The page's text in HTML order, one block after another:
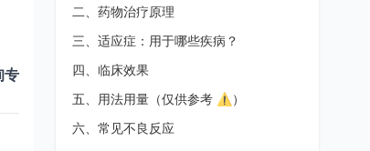
专
二、药物治疗原理
三、适应症：用于哪些疾病？
四、临床效果
五、用法用量（仅供参考 ⚠️）
六、常见不良反应